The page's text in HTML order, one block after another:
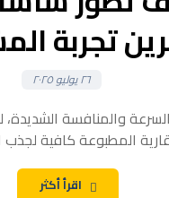
تجربة
٢٦ يوليو ٢٠٢٥
والمنافسة الشديدة،
المطبوعة كافية لجذب
اقرأ أكثر